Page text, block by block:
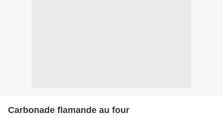
Carbonade flamande au four